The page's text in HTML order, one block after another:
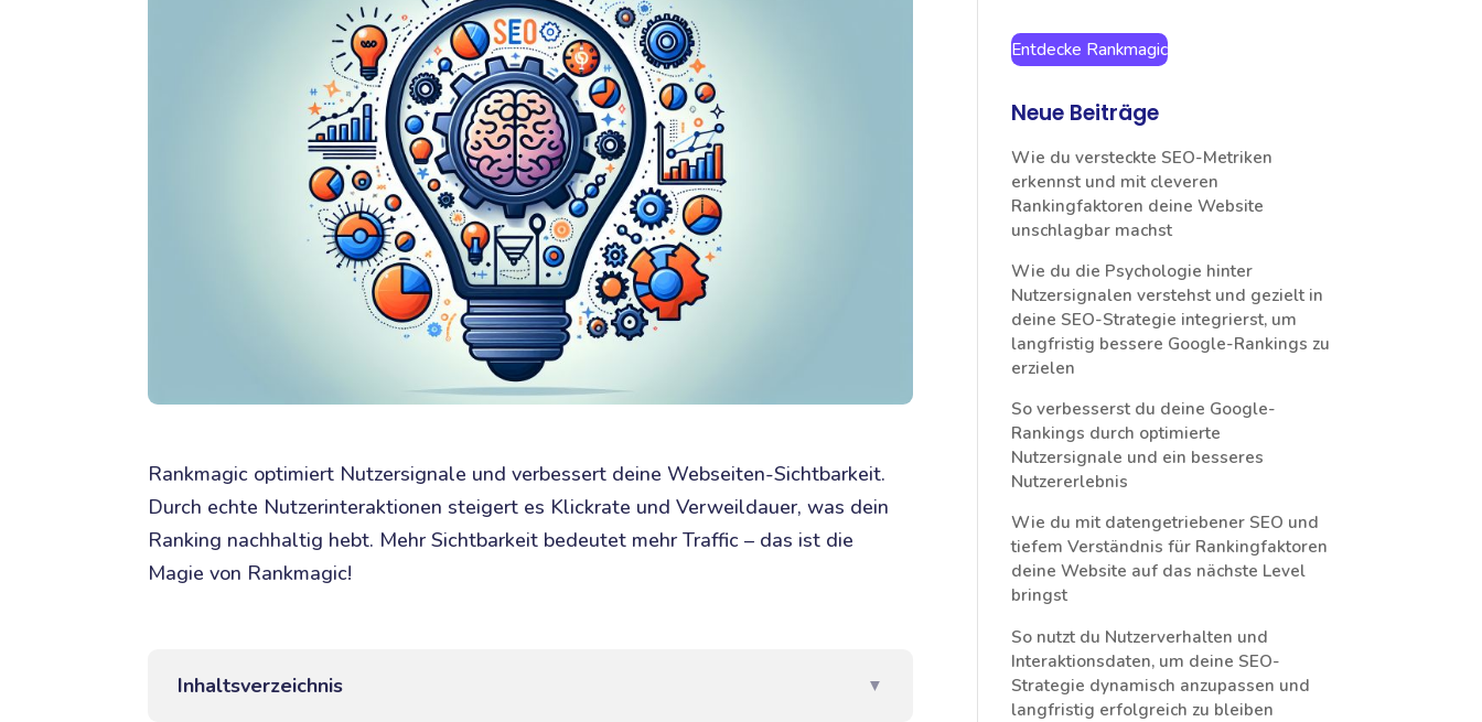
Rankmagic optimiert Nutzersignale und verbessert deine Webseiten-Sichtbarkeit.
Durch echte Nutzerinteraktionen steigert es Klickrate und Verweildauer, was dein
Ranking nachhaltig hebt. Mehr Sichtbarkeit bedeutet mehr Traffic – das ist die
Magie von Rankmagic!
Inhaltsverzeichnis ▼
Entdecke Rankmagic
Neue Beiträge
Wie du versteckte SEO-Metriken
erkennst und mit cleveren
Rankingfaktoren deine Website
unschlagbar machst
Wie du die Psychologie hinter
Nutzersignalen verstehst und gezielt in
deine SEO-Strategie integrierst, um
langfristig bessere Google-Rankings zu
erzielen
So verbesserst du deine Google-
Rankings durch optimierte
Nutzersignale und ein besseres
Nutzererlebnis
Wie du mit datengetriebener SEO und
tiefem Verständnis für Rankingfaktoren
deine Website auf das nächste Level
bringst
So nutzt du Nutzerverhalten und
Interaktionsdaten, um deine SEO-
Strategie dynamisch anzupassen und
langfristig erfolgreich zu bleiben